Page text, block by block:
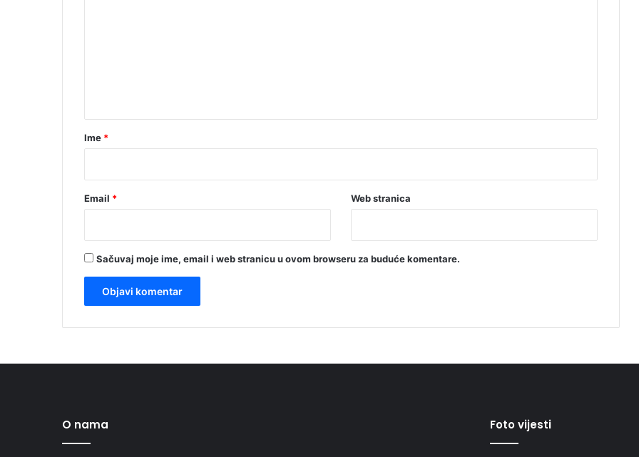
rIme *
Email * Web stranica
Sačuvaj moje ime, email i web stranicu u ovom browseru za buduće komentare.
O nama Foto vijesti